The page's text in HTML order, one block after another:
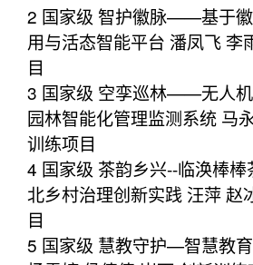
2 国家级 智护徽脉——基于
用与活态智能平台 潘凤飞 李
目
3 国家级 空孪巡林——无人
园林智能化管理监测系统 马
训练项目
4 国家级 茶韵乡兴--临涣棒
北乡村治理创新实践 汪萍 赵
目
5 国家级 慧教守护—智慧教